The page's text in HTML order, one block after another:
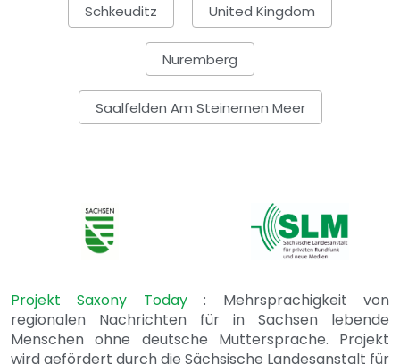
Schkeuditz United Kingdom
Nuremberg
Saalfelden Am Steinernen Meer
Projekt Saxony Today: Mehrsprachigkeit von
regionalen Nachrichten für in Sachsen lebende
Menschen ohne deutsche Muttersprache. Projekt
wird gefördert durch die Sächsische Landesanstalt für